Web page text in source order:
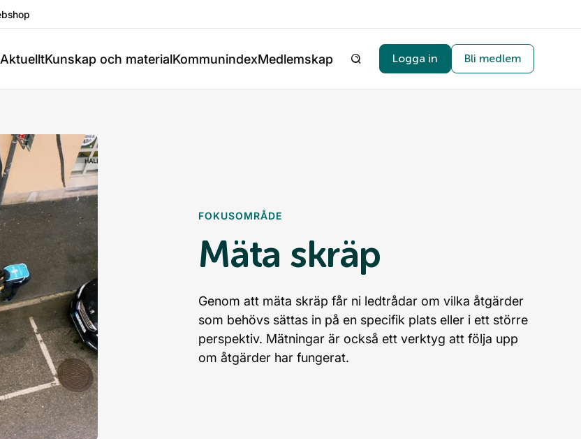
AktuelltKunskap och materialKommunindexMedlemskap Logga in Bli medlem
FOKUSOMRÅDE
Mäta skräp
Genom att mäta skräp får ni ledtrådar om vilka åtgärder
som behövs sättas in på en specifik plats eller i ett större
perspektiv. Mätningar är också ett verktyg att följa upp
om åtgärder har fungerat.